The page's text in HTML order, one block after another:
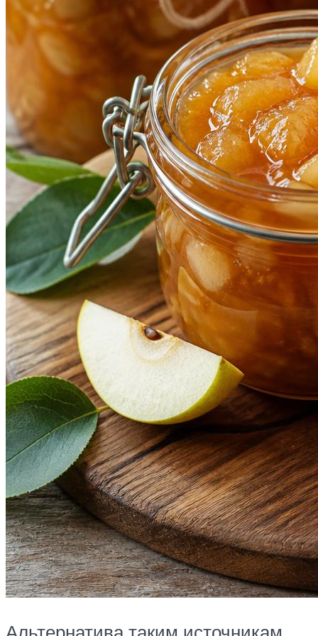
Альтернатива таким источникам